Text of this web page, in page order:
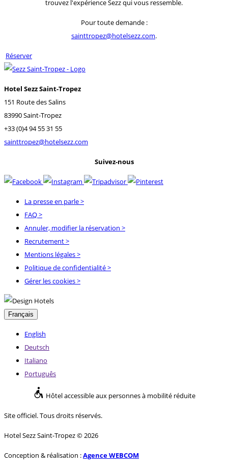
trouvez l'expérience Sezz qui vous ressemble.
Pour toute demande :
sainttropez@hotelsezz.com.
Réserver
Hotel Sezz Saint-Tropez
151 Route des Salins
83990 Saint-Tropez
+33 (0)4 94 55 31 55
sainttropez@hotelsezz.com
Suivez-nous
La presse en parle>
FAQ>
Annuler, modifier la réservation >
Recrutement>
Mentions légales>
Politique de confidentialité>
Gérer les cookies >
Français
English
Deutsch
Italiano
Português
Hôtel accessible aux personnes à mobilité réduite
Site officiel. Tous droits réservés.
Hotel Sezz Saint-Tropez © 2026
Conception & réalisation :Agence WEBCOM